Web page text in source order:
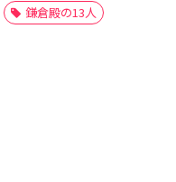
鎌倉殿の13人